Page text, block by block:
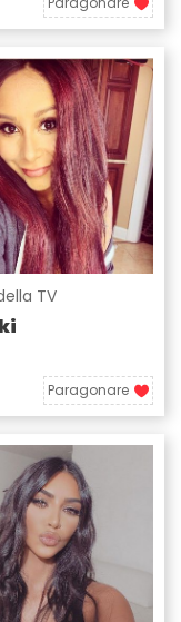
TV
Paragonare